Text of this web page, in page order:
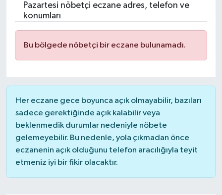
Pazartesi nöbetçi eczane adres, telefon ve
konumları
Bu bölgede nöbetçi bir eczane bulunamadı.
Her eczane gece boyunca açık olmayabilir, bazıları
sadece gerektiğinde açık kalabilir veya
beklenmedik durumlar nedeniyle nöbete
gelemeyebilir. Bu nedenle, yola çıkmadan önce
eczanenin açık olduğunu telefon aracılığıyla teyit
etmeniz iyi bir fikir olacaktır.